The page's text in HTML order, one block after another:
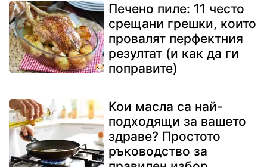
Печено пиле: 11 често
срещани грешки, които
провалят перфектния
резултат (и как да ги
поправите)
Кои масла са най-
подходящи за вашето
здраве? Простото
ръководство за